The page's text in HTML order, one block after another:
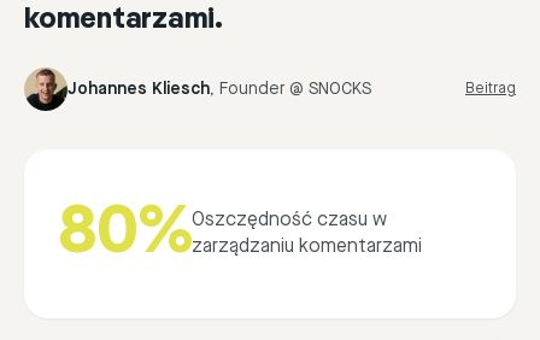
komentarzami.
Johannes Kliesch, Founder @ SNOCKS Beitrag
80%Oszczędność czasu w
zarządzaniu komentarzami